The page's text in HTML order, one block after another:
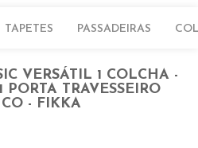
TAPETES PASSADEIRAS
VERSÁTIL 1 COLCHA -
TRAVESSEIRO
- FIKKA